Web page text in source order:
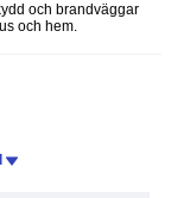
och brandväggar
och hem.